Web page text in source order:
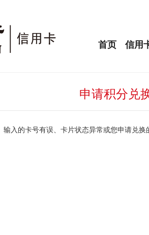
首页 信用
申请积分兑
入的卡号有误、卡片状态异常或您申请兑